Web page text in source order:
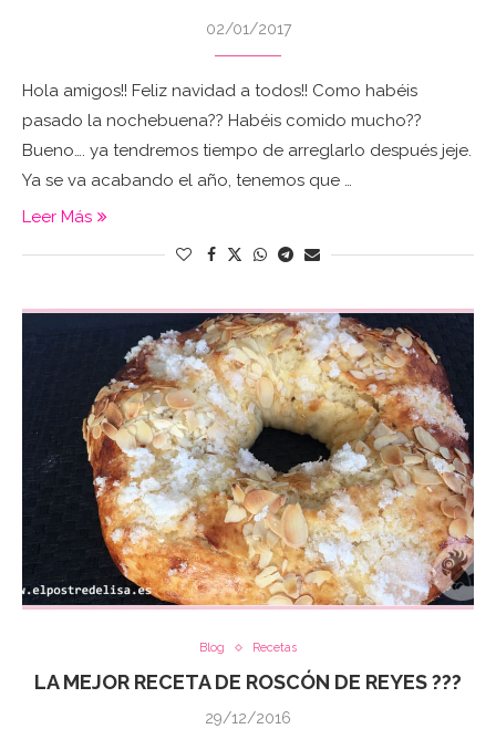
02/01/2017
Hola amigos!! Feliz navidad a todos!! Como habéis
pasado la nochebuena?? Habéis comido mucho??
Bueno…. ya tendremos tiempo de arreglarlo después jeje.
Ya se va acabando el año, tenemos que …
Leer Más
Blog Recetas
LA MEJOR RECETA DE ROSCÓN DE REYES ???
29/12/2016